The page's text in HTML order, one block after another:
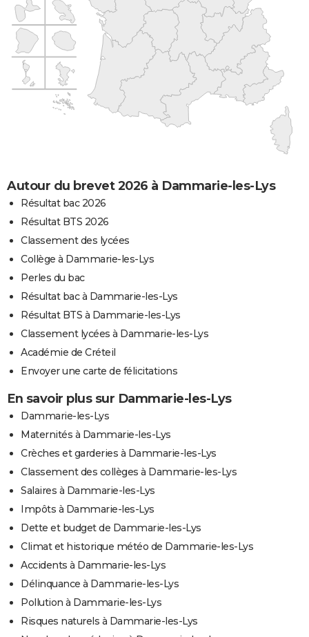
Autour du brevet 2026 à Dammarie-les-Lys
Résultat bac 2026
Résultat BTS 2026
Classement des lycées
Collège à Dammarie-les-Lys
Perles du bac
Résultat bac à Dammarie-les-Lys
Résultat BTS à Dammarie-les-Lys
Classement lycées à Dammarie-les-Lys
Académie de Créteil
Envoyer une carte de félicitations
En savoir plus sur Dammarie-les-Lys
Dammarie-les-Lys
Maternités à Dammarie-les-Lys
Crèches et garderies à Dammarie-les-Lys
Classement des collèges à Dammarie-les-Lys
Salaires à Dammarie-les-Lys
Impôts à Dammarie-les-Lys
Dette et budget de Dammarie-les-Lys
Climat et historique météo de Dammarie-les-Lys
Accidents à Dammarie-les-Lys
Délinquance à Dammarie-les-Lys
Pollution à Dammarie-les-Lys
Risques naturels à Dammarie-les-Lys